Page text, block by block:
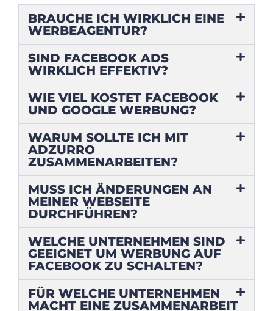
BRAUCHE ICH WIRKLICH EINE
WERBEAGENTUR?
SIND FACEBOOK ADS
WIRKLICH EFFEKTIV?
WIE VIEL KOSTET FACEBOOK
UND GOOGLE WERBUNG?
WARUM SOLLTE ICH MIT
ADZURRO
ZUSAMMENARBEITEN?
MUSS ICH ÄNDERUNGEN AN
MEINER WEBSEITE
DURCHFÜHREN?
WELCHE UNTERNEHMEN SIND
GEEIGNET UM WERBUNG AUF
FACEBOOK ZU SCHALTEN?
FÜR WELCHE UNTERNEHMEN
MACHT EINE ZUSAMMENARBEIT